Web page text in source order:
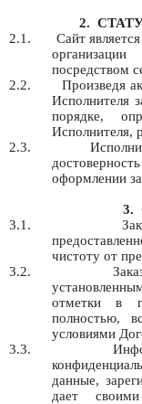
2.
2.1.
Сайт
посредством
2.2.
Произведя
Исполнителя
порядке,
Исполнителя,
2.3.
оформлении
3.
3.1.
чистоту от
3.2.
отметки в
полностью,
условиями
3.3.
данные,
дает